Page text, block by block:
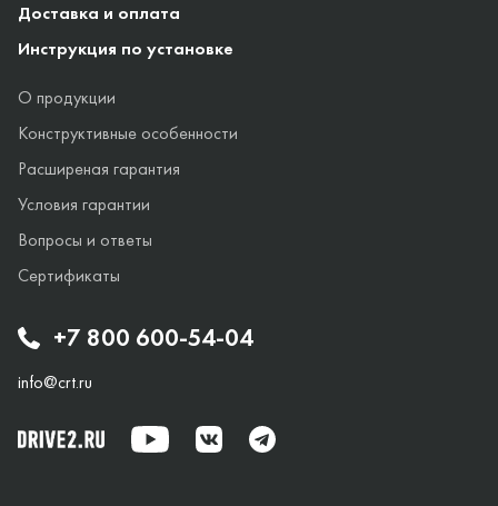
+7 800 600-54-04
info@crt.ru
Доставка и оплата
Инструкция по установке
О продукции
Конструктивные особенности
Расширеная гарантия
Условия гарантии
Вопросы и ответы
Сертификаты